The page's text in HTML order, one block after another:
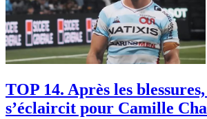
TOP 14. Après les
s’éclaircit pour Camille